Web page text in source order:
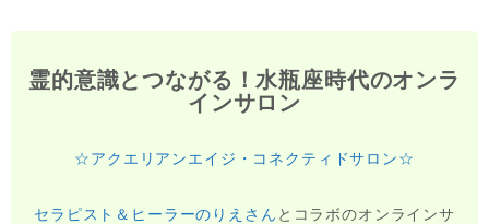
霊的意識とつながる！水瓶座時代のオンラ
インサロン
☆アクエリアンエイジ・コネクティドサロン☆
セラピスト＆ヒーラーのりえさん とコラボのオンラインサ